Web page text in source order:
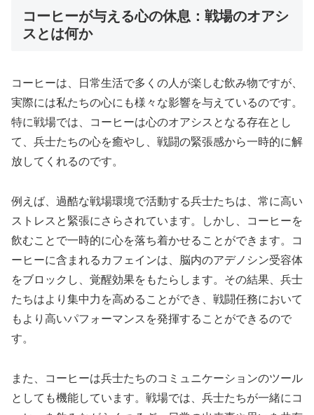
コーヒーが与える心の休息：戦場のオアシ
スとは何か
コーヒーは、日常生活で多くの人が楽しむ飲み物ですが、
実際には私たちの心にも様々な影響を与えているのです。
特に戦場では、コーヒーは心のオアシスとなる存在とし
て、兵士たちの心を癒やし、戦闘の緊張感から一時的に解
放してくれるのです。
例えば、過酷な戦場環境で活動する兵士たちは、常に高い
ストレスと緊張にさらされています。しかし、コーヒーを
飲むことで一時的に心を落ち着かせることができます。コ
ーヒーに含まれるカフェインは、脳内のアデノシン受容体
をブロックし、覚醒効果をもたらします。その結果、兵士
たちはより集中力を高めることができ、戦闘任務において
もより高いパフォーマンスを発揮することができるので
す。
また、コーヒーは兵士たちのコミュニケーションのツール
としても機能しています。戦場では、兵士たちが一緒にコ